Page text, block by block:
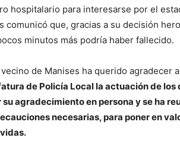
hospitalario para interesarse por el
comunicó que, gracias a su decisión
minutos más podría haber fallecido.
de Manises ha querido agradecer
de Policía Local la actuación de los
agradecimiento en persona y se ha
necesarias, para poner en